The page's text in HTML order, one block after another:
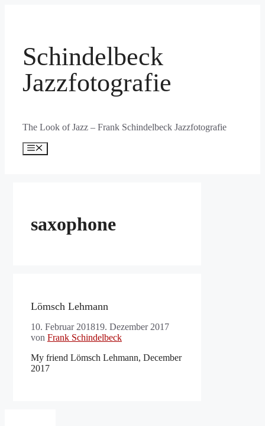
Schindelbeck
Jazzfotografie
The Look of Jazz – Frank Schindelbeck Jazzfotografie
Menü
saxophone
Lömsch Lehmann
10. Februar 201819. Dezember 2017
von Frank Schindelbeck
My friend Lömsch Lehmann, December
2017